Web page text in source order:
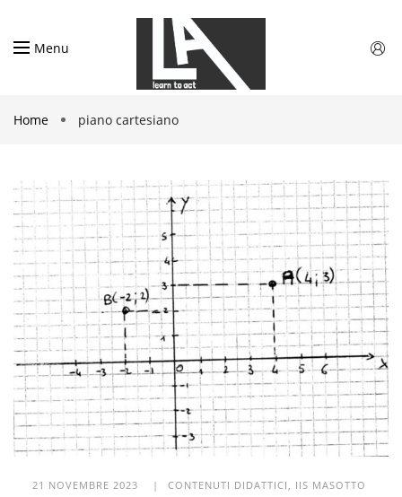
Menu
Home piano cartesiano
21 NOVEMBRE 2023 | CONTENUTI DIDATTICI , IIS MASOTTO